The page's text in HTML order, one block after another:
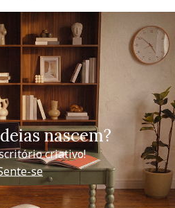
nascem?
criativo!
se